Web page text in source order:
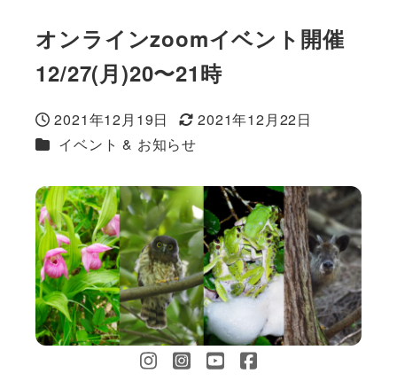
オンラインzoomイベント開催
12/27(月)20〜21時
投稿日
2021年12月19日
更新日
2021年12月22日
カテゴリー
イベント & お知らせ